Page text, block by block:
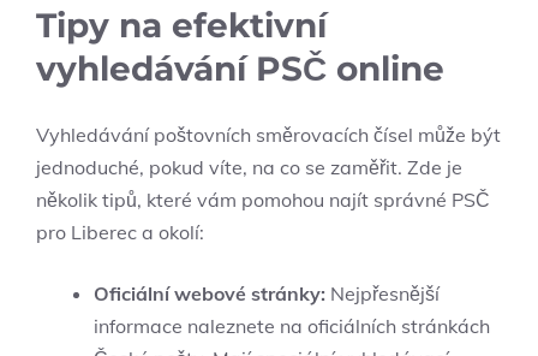
Tipy na efektivní
vyhledávání PSČ online
Vyhledávání poštovních směrovacích čísel může být
jednoduché, pokud víte, na co se zaměřit. Zde je
několik tipů, které vám pomohou najít správné PSČ
pro Liberec a okolí:
Oficiální webové stránky: Nejpřesnější
informace naleznete na oficiálních stránkách